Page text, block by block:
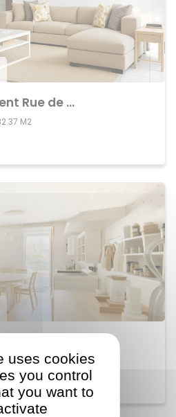
Achat Appartement Rue de Nantes
M2
M2
uses cookies
you control
you want to